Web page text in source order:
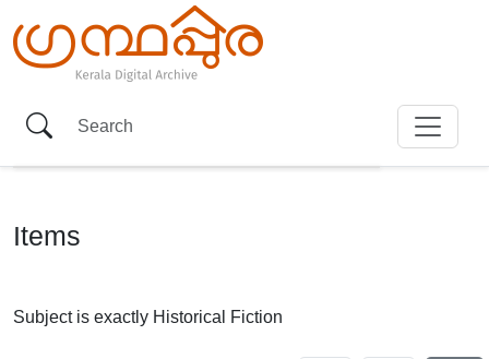
Items
Subject is exactly Historical Fiction